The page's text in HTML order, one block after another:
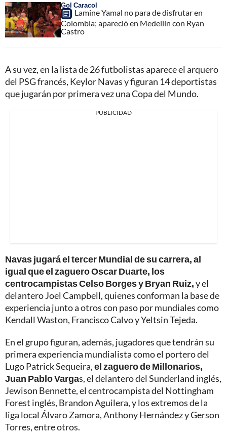
Gol Caracol
Lamine Yamal no para de disfrutar en
Colombia; apareció en Medellín con Ryan
Castro
A su vez, en la lista de 26 futbolistas aparece el arquero
del PSG francés, Keylor Navas y figuran 14 deportistas
que jugarán por primera vez una Copa del Mundo.
PUBLICIDAD
Navas jugará el tercer Mundial de su carrera, al
igual que el zaguero Oscar Duarte, los
centrocampistas Celso Borges y Bryan Ruiz,y el
delantero Joel Campbell, quienes conforman la base de
experiencia junto a otros con paso por mundiales como
Kendall Waston, Francisco Calvo y Yeltsin Tejeda.
En el grupo figuran, además, jugadores que tendrán su
primera experiencia mundialista como el portero del
Lugo Patrick Sequeira,el zaguero de Millonarios,
Juan Pablo Vargas, el delantero del Sunderland inglés,
Jewison Bennette, el centrocampista del Nottingham
Forest inglés, Brandon Aguilera, y los extremos de la
liga local Álvaro Zamora, Anthony Hernández y Gerson
Torres, entre otros.